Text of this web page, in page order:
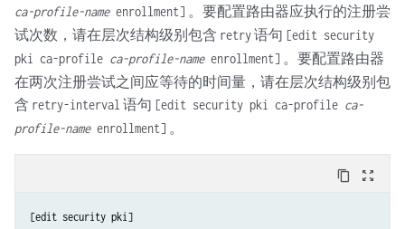
ca-profile-nameenrollment]
。要配置路由器应执行的注册尝
试次数，请在层次结构级别包含 retry语句 [edit security
pki ca-profile ca-profile-nameenrollment]
。要配置路由器
在两次注册尝试之间应等待的时间量，请在层次结构级别包
含 retry-interval 语句 [edit security pki ca-profile ca-
profile-nameenrollment]
content_copy zoom_out_map
[edit security pki]